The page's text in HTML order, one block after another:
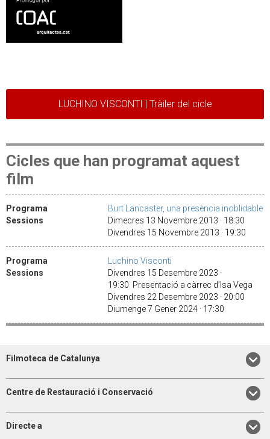
LUCHINO VISCONTI | Tràiler del cicle
Cicles que han programat aquest
film
Programa
Burt Lancaster, una presència inoblidable
Sessions
Dimecres 13 Novembre 2013 · 18:30
Divendres 15 Novembre 2013 · 19:30
Programa
Luchino Visconti
Sessions
Divendres 15 Desembre 2023 ·
19:30 Presentació a càrrec d’Isa Vega
Divendres 22 Desembre 2023 · 20:00
Diumenge 7 Gener 2024 · 17:30
Filmoteca de Catalunya
Centre de Restauració i Conservació
Directe a